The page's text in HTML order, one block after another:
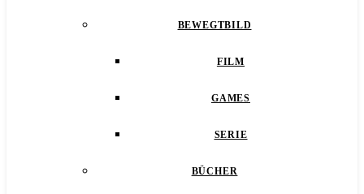
BEWEGTBILD
FILM
GAMES
SERIE
BÜCHER